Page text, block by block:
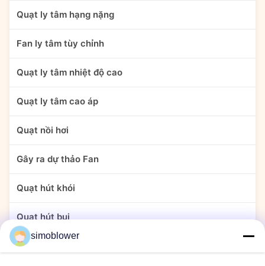
Quạt ly tâm hạng nặng
Fan ly tâm tùy chỉnh
Quạt ly tâm nhiệt độ cao
Quạt ly tâm cao áp
Quạt nồi hơi
Gây ra dự thảo Fan
Quạt hút khói
Quạt hút bụi
Quạt xi măng
simoblower